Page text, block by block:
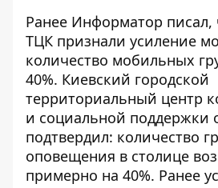
Ранее Информатор писал,
ТЦК признали усиление
количество мобильных
40%. Киевский городской
территориальный центр
и социальной поддержки
подтвердил: количество
оповещения в столице
примерно на 40%. Ранее